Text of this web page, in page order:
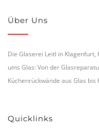
Über Uns
Die Glaserei Leitl in
ums Glas: Von der
Küchenrückwände aus Glas
Quicklinks